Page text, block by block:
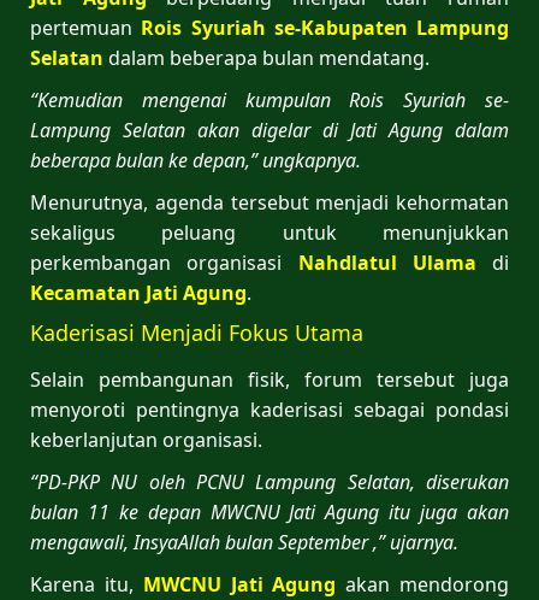
pertemuan Rois Syuriah se-Kabupaten Lampung
Selatan dalam beberapa bulan mendatang.
“Kemudian mengenai kumpulan Rois Syuriah se-
Lampung Selatan akan digelar di Jati Agung dalam
beberapa bulan ke depan,” ungkapnya.
Menurutnya, agenda tersebut menjadi kehormatan
sekaligus peluang untuk menunjukkan
perkembangan organisasi Nahdlatul Ulama di
Kecamatan Jati Agung.
Kaderisasi Menjadi Fokus Utama
Selain pembangunan fisik, forum tersebut juga
menyoroti pentingnya kaderisasi sebagai pondasi
keberlanjutan organisasi.
“PD-PKP NU oleh PCNU Lampung Selatan, diserukan
bulan 11 ke depan MWCNU Jati Agung itu juga akan
mengawali, InsyaAllah bulan September ,” ujarnya.
Karena itu, MWCNU Jati Agung akan mendorong